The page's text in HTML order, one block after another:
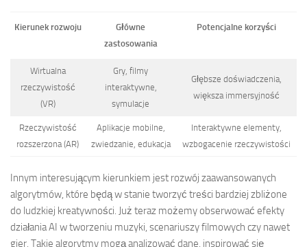
Kierunek rozwoju
Główne
zastosowania
Potencjalne korzyści
Wirtualna
rzeczywistość
(VR)
Gry, filmy
interaktywne,
symulacje
Głębsze doświadczenia,
większa immersyjność
Rzeczywistość
rozszerzona (AR)
Aplikacje mobilne,
zwiedzanie, edukacja
Interaktywne elementy,
wzbogacenie rzeczywistości
Innym interesującym kierunkiem jest rozwój zaawansowanych
algorytmów, które będą w stanie tworzyć treści bardziej zbliżone
do ludzkiej kreatywności. Już teraz możemy obserwować efekty
działania AI w tworzeniu muzyki, scenariuszy filmowych czy nawet
gier. Takie algorytmy mogą analizować dane, inspirować się